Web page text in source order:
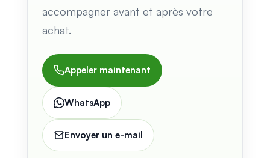
accompagner avant et après votre
achat.
Appeler maintenant
WhatsApp
Envoyer un e-mail